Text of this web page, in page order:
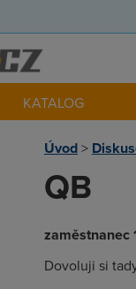
KATALOG
Úvod>
QB
zaměstnanec
Dovoluji si